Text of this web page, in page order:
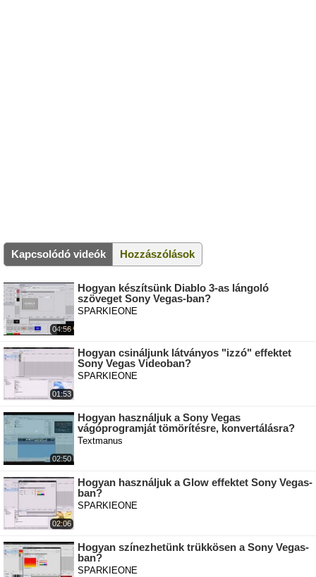
Kapcsolódó videók Hozzászólások
04:56
Hogyan készítsünk Diablo 3-as lángoló
szöveget Sony Vegas-ban?
SPARKIEONE
01:53
Hogyan csináljunk látványos "izzó" effektet
Sony Vegas Videoban?
SPARKIEONE
02:50
Hogyan használjuk a Sony Vegas
vágóprogramját tömörítésre, konvertálásra?
Textmanus
02:06
Hogyan használjuk a Glow effektet Sony Vegas-
ban?
SPARKIEONE
Hogyan színezhetünk trükkösen a Sony Vegas-
ban?
SPARKIEONE